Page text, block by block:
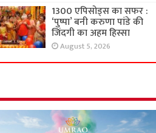
1300 एपिसोड्स का सफर :
‘पुष्पा’ बनी करुणा पांडे की
जिंदगी का अहम हिस्सा
August 5, 2026